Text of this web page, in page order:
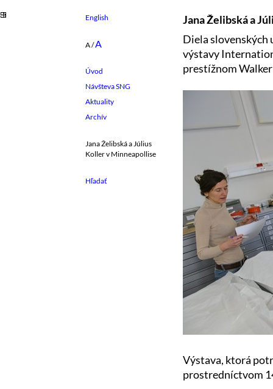
English
A/A
Úvod
Návšteva SNG
Aktuality
Archív
Jana Želibská a Július
Koller v Minneapollise
Jana Želibská a
Diela slovenských
výstavy
prestížnom
Výstava, ktorá
prostredníctvom